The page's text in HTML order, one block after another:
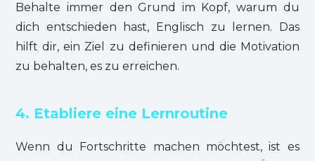
Behalte immer den Grund im Kopf, warum du
dich entschieden hast, Englisch zu lernen. Das
hilft dir, ein Ziel zu definieren und die Motivation
zu behalten, es zu erreichen.
4. Etabliere eine Lernroutine
Wenn du Fortschritte machen möchtest, ist es